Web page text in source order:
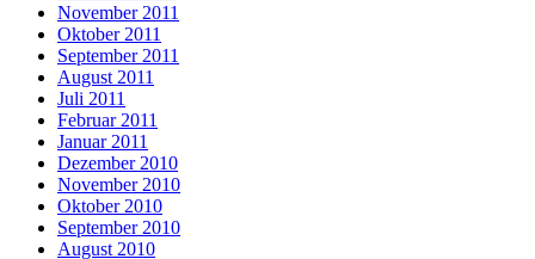
November 2011
Oktober 2011
September 2011
August 2011
Juli 2011
Februar 2011
Januar 2011
Dezember 2010
November 2010
Oktober 2010
September 2010
August 2010